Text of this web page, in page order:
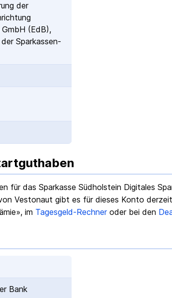
der
(EdB),
Sparkassen-
für das Sparkasse Südholstein Digitales
Vestonaut gibt es für dieses Konto
im Tagesgeld-Rechneroder bei den
Bank